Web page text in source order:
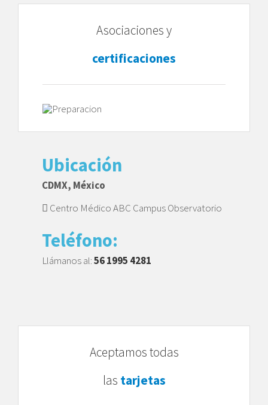
Asociaciones y
certificaciones
Ubicación
CDMX, México
Centro Médico ABC Campus Observatorio
Teléfono:
Llámanos al:56 1995 4281
Aceptamos todas
las tarjetas